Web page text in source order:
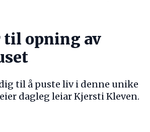
opning av
til å puste liv i denne unike
dagleg leiar Kjersti Kleven.